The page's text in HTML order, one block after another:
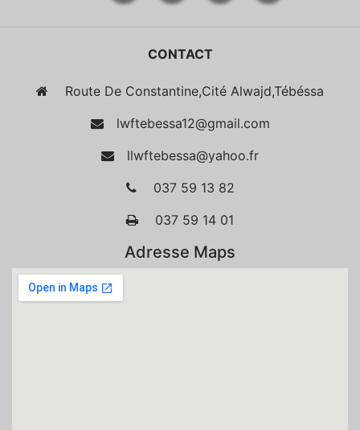
CONTACT
Route De Constantine,Cité Alwajd,Tébéssa
lwftebessa12@gmail.com
llwftebessa@yahoo.fr
037 59 13 82
037 59 14 01
Adresse Maps